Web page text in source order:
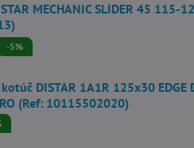
MECHANIC SLIDER 45 115-
-5%
DISTAR 1A1R 125x30 EDGE
(Ref: 10115502020)